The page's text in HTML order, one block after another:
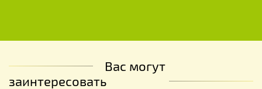
Вас могут
заинтересовать